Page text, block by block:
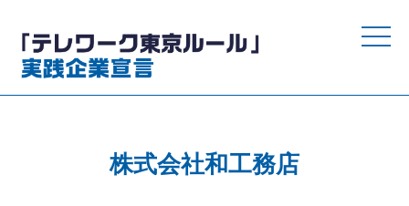
toggle
株式会社和工務店